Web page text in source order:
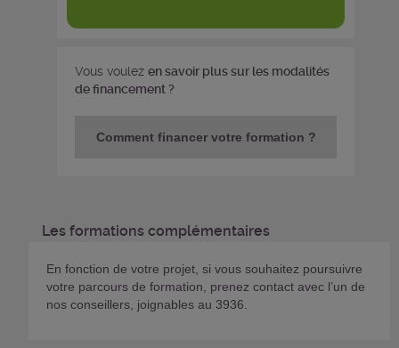
Vous voulez en savoir plus sur les modalités
de financement ?
Comment financer votre formation ?
Les formations complémentaires
En fonction de votre projet, si vous souhaitez poursuivre
votre parcours de formation, prenez contact avec l’un de
nos conseillers, joignables au 3936.